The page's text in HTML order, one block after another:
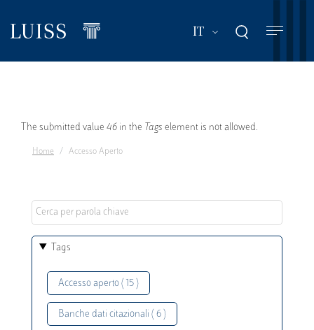
contenuto
IT Mostra ulteriori
Messaggio
di
The submitted value 46 in the Tags element is not allowed.
Home Accesso Aperto
Tags
Accesso aperto ( 15 )
Banche dati citazionali ( 6 )